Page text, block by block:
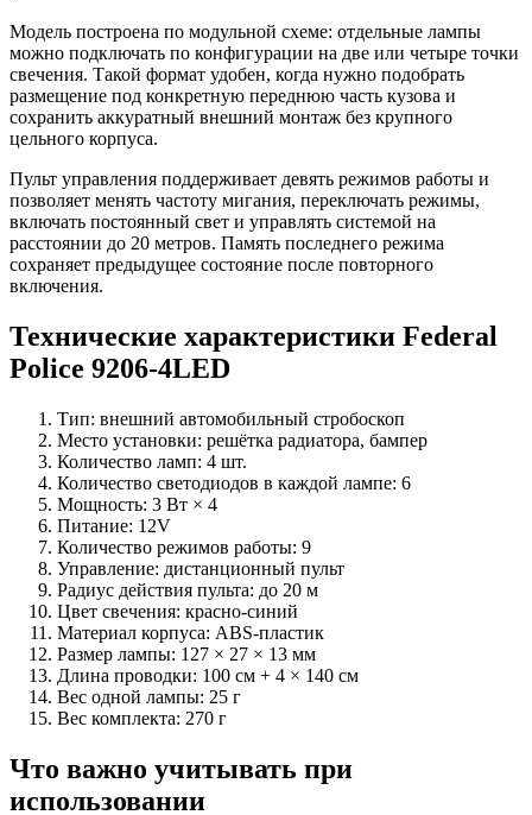
Модель построена по модульной схеме: отдельные лампы
можно подключать по конфигурации на две или четыре точки
свечения. Такой формат удобен, когда нужно подобрать
размещение под конкретную переднюю часть кузова и
сохранить аккуратный внешний монтаж без крупного
цельного корпуса.
Пульт управления поддерживает девять режимов работы и
позволяет менять частоту мигания, переключать режимы,
включать постоянный свет и управлять системой на
расстоянии до 20 метров. Память последнего режима
сохраняет предыдущее состояние после повторного
включения.
Технические характеристики Federal
Police 9206-4LED
Тип: внешний автомобильный стробоскоп
Место установки: решётка радиатора, бампер
Количество ламп: 4 шт.
Количество светодиодов в каждой лампе: 6
Мощность: 3 Вт × 4
Питание: 12V
Количество режимов работы: 9
Управление: дистанционный пульт
Радиус действия пульта: до 20 м
Цвет свечения: красно-синий
Материал корпуса: ABS-пластик
Размер лампы: 127 × 27 × 13 мм
Длина проводки: 100 см + 4 × 140 см
Вес одной лампы: 25 г
Вес комплекта: 270 г
Что важно учитывать при
использовании